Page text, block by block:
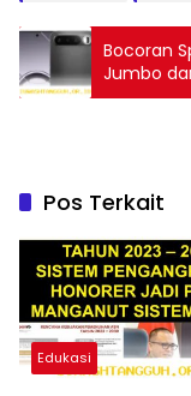
Bocoran
Jumbo
2026
Pos Terkait
Edukasi